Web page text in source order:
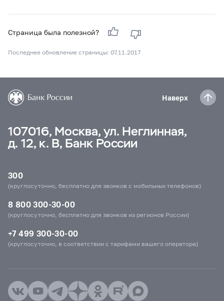
Страница была полезной?
Последнее обновление страницы: 07.11.2017
Наверх
107016, Москва, ул. Неглинная,
д. 12, к. В, Банк России
300
(круглосуточно, бесплатно для звонков с мобильных телефонов)
8 800 300-30-00
(круглосуточно, бесплатно для звонков из регионов России)
+7 499 300-30-00
(круглосуточно, в соответствии с тарифами вашего оператора)